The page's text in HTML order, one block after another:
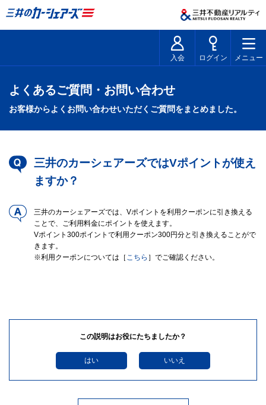
入会 ログイン メニュー
よくあるご質問・お問い合わせ
お客様からよくお問い合わせいただくご質問をまとめました。
三井のカーシェアーズではVポイントが使え
ますか？
三井のカーシェアーズでは、Vポイントを利用クーポンに引き換える
ことで、ご利用料金にポイントを使えます。
Vポイント300ポイントで利用クーポン300円分と引き換えることがで
きます。
※利用クーポンについては［ こちら ］でご確認ください。
この説明はお役にたちましたか？
はい いいえ